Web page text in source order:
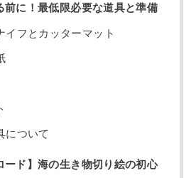
前に！最低限必要な道具と準備
イフとカッターマット
について
ード】海の生き物切り絵の初心